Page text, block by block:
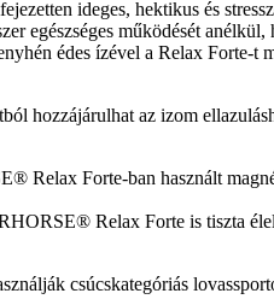
ideges, hektikus és
egészséges működését
édes ízével a Relax Forte-t
hozzájárulhat az izom
Relax Forte-ban használt
Relax Forte is tiszta
csúcskategóriás